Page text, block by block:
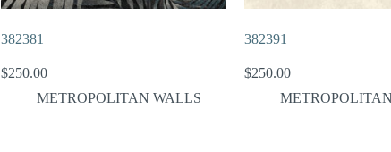
382381
$250.00
METROPOLITAN WALLS
382391
$250.00